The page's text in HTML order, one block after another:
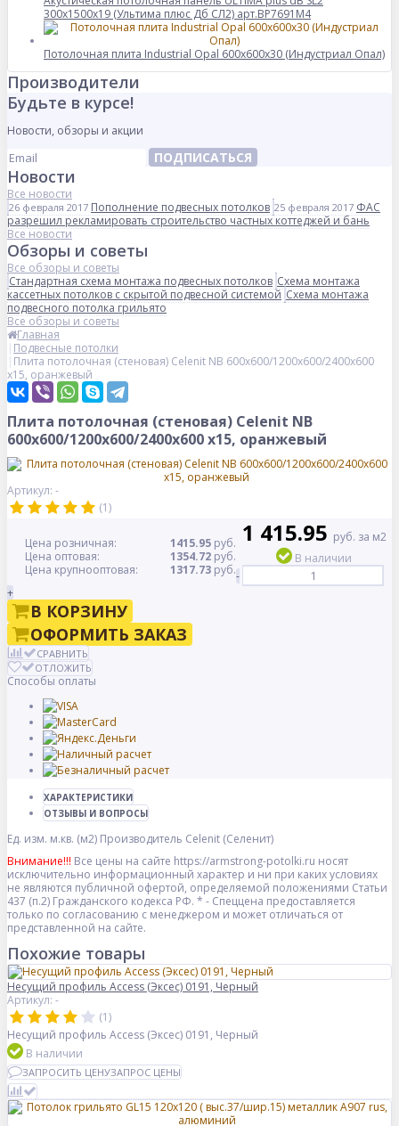
300x1500x19 (Ультима плюс Дб СЛ2) арт.BP7691M4
Потолочная плита Industrial Opal 600x600x30 (Индустриал Опал)
Производители
Будьте в курсе!
Новости, обзоры и акции
ПОДПИСАТЬСЯ
Новости
Все новости
26 февраля 2017 Пополнение подвесных потолков 25 февраля 2017 ФАС
разрешил рекламировать строительство частных коттеджей и бань
Все новости
Обзоры и советы
Все обзоры и советы
Стандартная схема монтажа подвесных потолков Схема монтажа
кассетных потолков с скрытой подвесной системой Схема монтажа
подвесного потолка грильято
Все обзоры и советы
Главная
Подвесные потолки
Плита потолочная (стеновая) Celenit NB 600x600/1200x600/2400x600
x15, оранжевый
Плита потолочная (стеновая) Celenit NB
600x600/1200x600/2400x600 x15, оранжевый
Артикул: -
(1)
Цена розничная: 1415.95 руб.
Цена оптовая:
1354.72 руб.
Цена крупнооптовая:
1317.73 руб.
1 415.95 руб. за м2
В наличии
-
+
В КОРЗИНУ
ОФОРМИТЬ ЗАКАЗ
СРАВНИТЬ
ОТЛОЖИТЬ
Способы оплаты
ХАРАКТЕРИСТИКИ
ОТЗЫВЫ И ВОПРОСЫ
Ед. изм. м.кв. (м2) Производитель Celenit (Селенит)
Внимание!!! Все цены на сайте https://armstrong-potolki.ru носят
исключительно информационный характер и ни при каких условиях
не являются публичной офертой, определяемой положениями Статьи
437 (п.2) Гражданского кодекса РФ. * - Спеццена предоставляется
только по согласованию с менеджером и может отличаться от
представленной на сайте.
Похожие товары
Несущий профиль Access (Эксес) 0191, Черный
Артикул: -
(1)
Несущий профиль Access (Эксес) 0191, Черный
В наличии
ЗАПРОСИТЬ ЦЕНУЗАПРОС ЦЕНЫ